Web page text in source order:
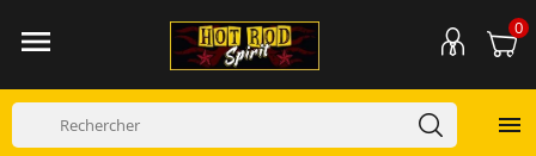
 0
